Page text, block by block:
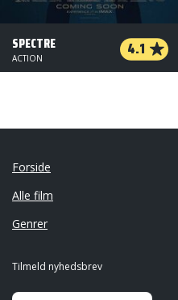
SPECTRE 4.1
ACTION
Forside
Alle film
Genrer
Tilmeld nyhedsbrev